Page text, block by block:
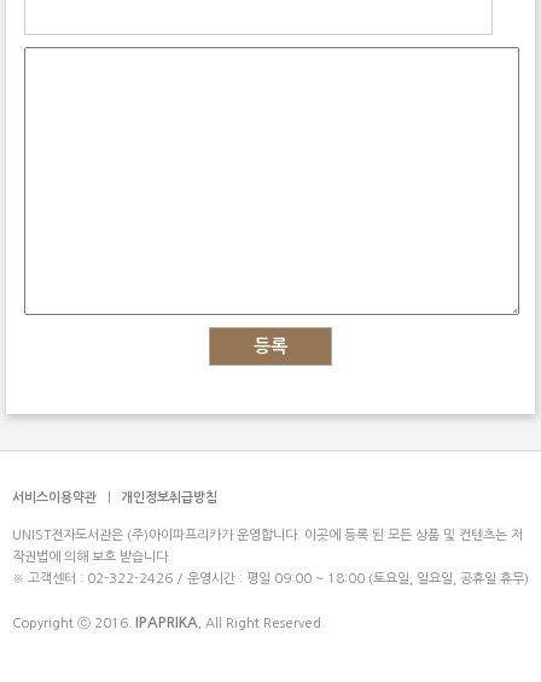
등록
서비스이용약관 개인정보취급방침
UNIST전자도서관은 (주)아이파프리카가 운영합니다. 이곳에 등록 된 모든 상품 및 컨텐츠는 저
작권법에 의해 보호 받습니다.
※ 고객센터 : 02-322-2426 / 운영시간 : 평일 09:00 ~ 18:00 (토요일, 일요일, 공휴일 휴무)
Copyright ⓒ 2016. IPAPRIKA. All Right Reserved.